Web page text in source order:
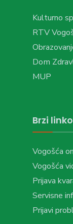
Kulturno
RTV
Dom
MUP
Brzi
Vogošća
Vogošća
Prijava
Servisne
Prijavi